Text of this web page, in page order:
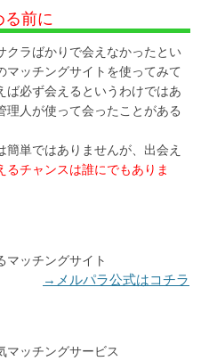
る前に
クラばかりで会えなかったとい
マッチングサイトを使ってみて
ば必ず会えるというわけではあ
理人が使って会ったことがある
単ではありませんが、出会え
るチャンスは誰にでもありま
マッチングサイト
→メルパラ公式はコチラ
マッチングサービス